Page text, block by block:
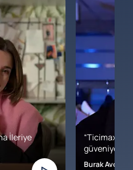
İleriye
“Ticimax'a
Burak Avcılar